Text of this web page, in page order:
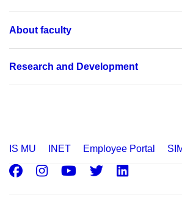
About faculty
Research and Development
IS MU INET Employee Portal
Facebook
Instagram
Youtube
Twitter